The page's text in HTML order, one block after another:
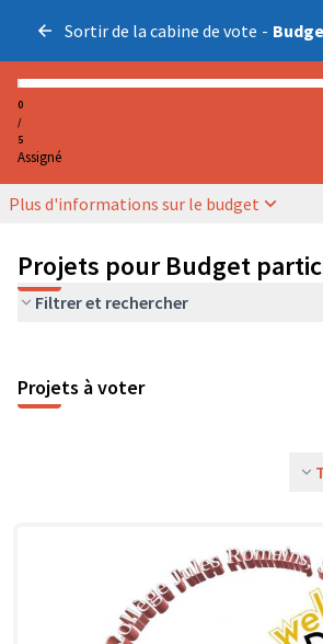
Sortir de la cabine de vote -
0
/
5
Assigné
Plus d'informations sur le budget
Projets pour Budget
Filtrer et rechercher
Projets à voter